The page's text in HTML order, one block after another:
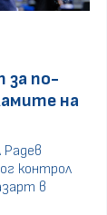
за по-
на
контрол
в